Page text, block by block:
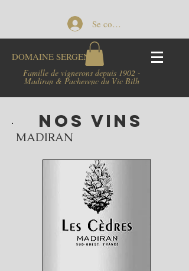
Se connecter
DOMAINE SERGENT
Famille de vignerons depuis 1902 -
Madiran & Pacherenc du Vic Bilh
NOS VINS
MADIRAN